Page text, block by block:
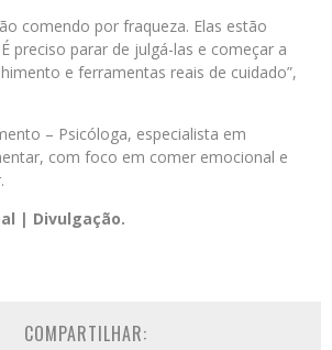
comendo por fraqueza. Elas estão
preciso parar de julgá-las e começar a
e ferramentas reais de cuidado”,
– Psicóloga, especialista em
com foco em comer emocional e
| Divulgação.
COMPARTILHAR: